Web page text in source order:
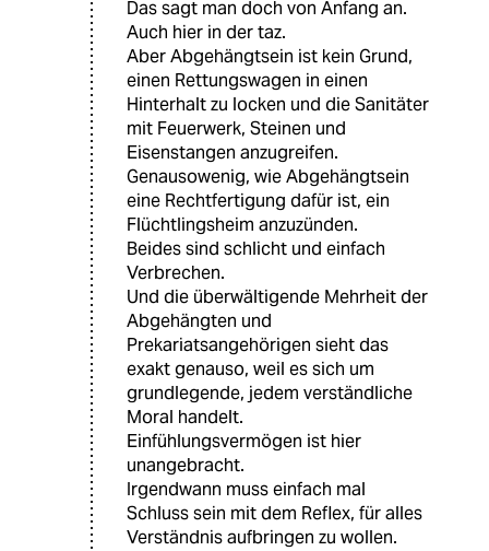
Das sagt man doch von Anfang an.
Auch hier in der taz.
Aber Abgehängtsein ist kein Grund,
einen Rettungswagen in einen
Hinterhalt zu locken und die Sanitäter
mit Feuerwerk, Steinen und
Eisenstangen anzugreifen.
Genausowenig, wie Abgehängtsein
eine Rechtfertigung dafür ist, ein
Flüchtlingsheim anzuzünden.
Beides sind schlicht und einfach
Verbrechen.
Und die überwältigende Mehrheit der
Abgehängten und
Prekariatsangehörigen sieht das
exakt genauso, weil es sich um
grundlegende, jedem verständliche
Moral handelt.
Einfühlungsvermögen ist hier
unangebracht.
Irgendwann muss einfach mal
Schluss sein mit dem Reflex, für alles
Verständnis aufbringen zu wollen.